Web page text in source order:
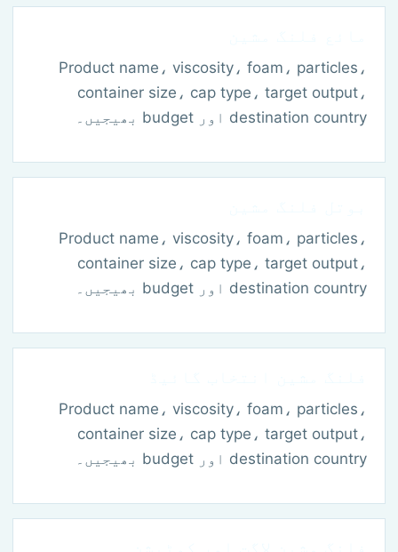
Product name، viscosity، foam، particles،
container size، cap type، target output،
destination country اور budget بھیجیں۔
Product name، viscosity، foam، particles،
container size، cap type، target output،
destination country اور budget بھیجیں۔
Product name، viscosity، foam، particles،
container size، cap type، target output،
destination country اور budget بھیجیں۔